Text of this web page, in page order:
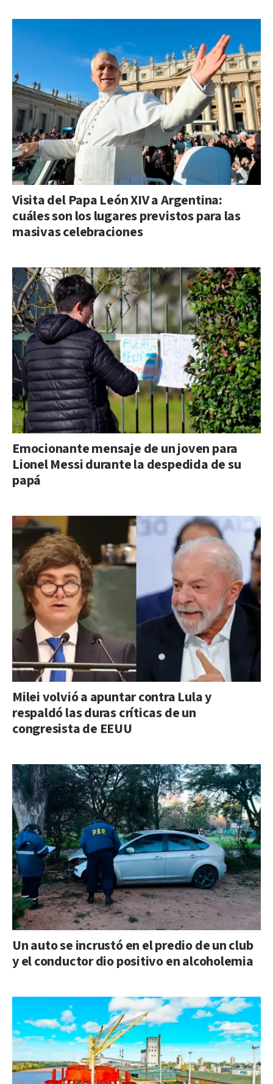
Visita del Papa León XIV a Argentina:
cuáles son los lugares previstos para las
masivas celebraciones
Emocionante mensaje de un joven para
Lionel Messi durante la despedida de su
papá
Milei volvió a apuntar contra Lula y
respaldó las duras críticas de un
congresista de EEUU
Un auto se incrustó en el predio de un club
y el conductor dio positivo en alcoholemia